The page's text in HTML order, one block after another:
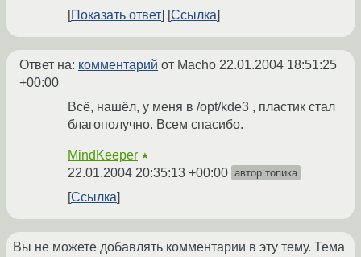
Показать ответ
Ссылка
Ответ на: комментарий от Macho 22.01.2004 18:51:25
+00:00
Всё, нашёл, у меня в /opt/kde3 , пластик стал
благополучно. Всем спасибо.
MindKeeper ★
22.01.2004 20:35:13 +00:00 автор топика
Ссылка
Вы не можете добавлять комментарии в эту тему. Тема